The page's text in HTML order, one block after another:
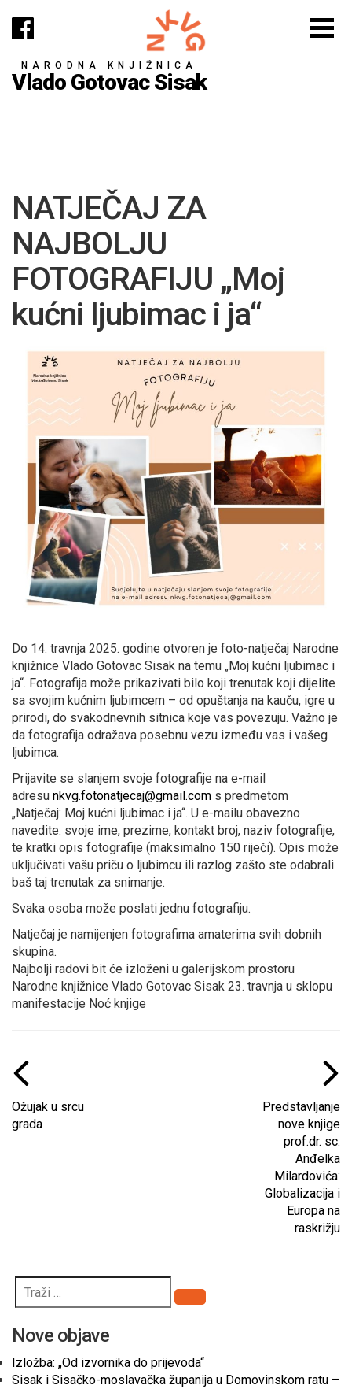
NARODNA KNJIŽNICA
Vlado Gotovac Sisak
NATJEČAJ ZA
NAJBOLJU
FOTOGRAFIJU „Moj
kućni ljubimac i ja“
Do 14. travnja 2025. godine otvoren je foto-natječaj Narodne
knjižnice Vlado Gotovac Sisak na temu „Moj kućni ljubimac i
ja“. Fotografija može prikazivati bilo koji trenutak koji dijelite
sa svojim kućnim ljubimcem – od opuštanja na kauču, igre u
prirodi, do svakodnevnih sitnica koje vas povezuju. Važno je
da fotografija odražava posebnu vezu između vas i vašeg
ljubimca.
Prijavite se slanjem svoje fotografije na e-mail
adresu nkvg.fotonatjecaj@gmail.com s predmetom
„Natječaj: Moj kućni ljubimac i ja“. U e-mailu obavezno
navedite: svoje ime, prezime, kontakt broj, naziv fotografije,
te kratki opis fotografije (maksimalno 150 riječi). Opis može
uključivati vašu priču o ljubimcu ili razlog zašto ste odabrali
baš taj trenutak za snimanje.
Svaka osoba može poslati jednu fotografiju.
Natječaj je namijenjen fotografima amaterima svih dobnih
skupina.
Najbolji radovi bit će izloženi u galerijskom prostoru
Narodne knjižnice Vlado Gotovac Sisak 23. travnja u sklopu
manifestacije Noć knjige
Ožujak u srcu
grada
Predstavljanje
nove knjige
prof.dr. sc.
Anđelka
Milardovića:
Globalizacija i
Europa na
raskrižju
Pretraži
Nove objave
Izložba: „Od izvornika do prijevoda“
Sisak i Sisačko-moslavačka županija u Domovinskom ratu –